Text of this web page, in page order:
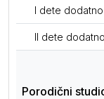
I dete dodatno
II dete
Porodični